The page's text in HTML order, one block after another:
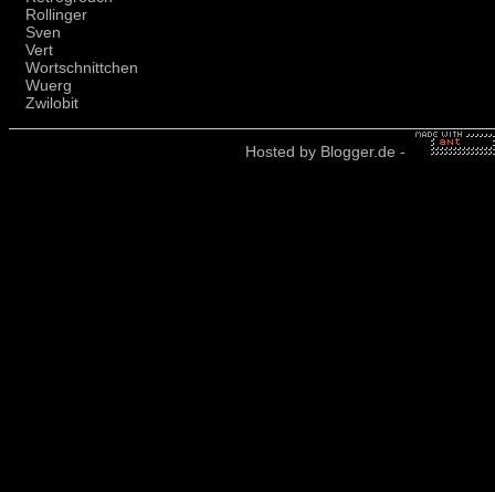
Rollinger
Sven
Vert
Wortschnittchen
Wuerg
Zwilobit
Hosted by Blogger.de -